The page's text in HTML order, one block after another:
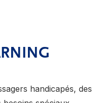
handicapés, des